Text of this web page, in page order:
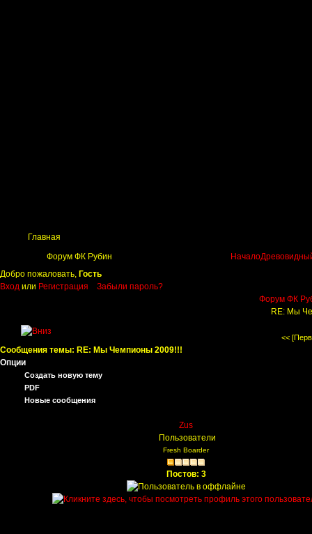
Главная
Форум ФК Рубин
Начало
Добро пожаловать, Гость
Вход или Регистрация
Забыли пароль?
Форум ФК
RE: Мы
<<
Сообщения темы: RE: Мы Чемпионы 2009!!!
Опции
Создать новую тему
PDF
Новые сообщения
Zus
Пользователи
Fresh Boarder
Постов: 3